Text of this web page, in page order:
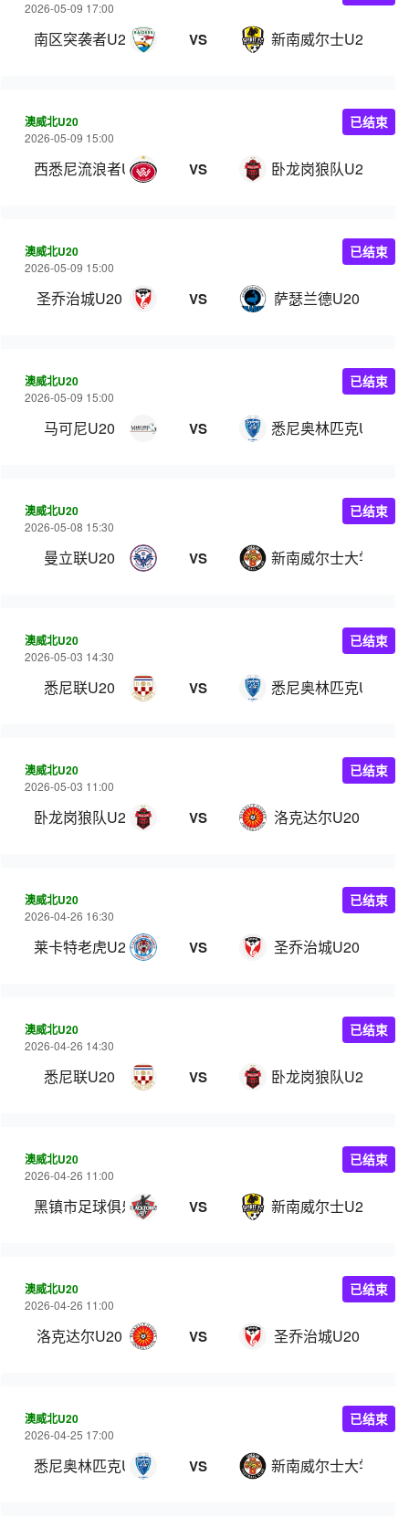
2026-05-09 17:00
南区突袭者U20 VS 新南威尔士U20
澳威北U20
2026-05-09 15:00
西悉尼流浪者U20 VS 卧龙岗狼队U20
已结束
澳威北U20
2026-05-09 15:00
圣乔治城U20 VS 萨瑟兰德U20
已结束
澳威北U20
2026-05-09 15:00
马可尼U20 VS 悉尼奥林匹克U20
已结束
澳威北U20
2026-05-08 15:30
曼立联U20 VS 新南威尔士大学U20
已结束
澳威北U20
2026-05-03 14:30
悉尼联U20 VS 悉尼奥林匹克U20
已结束
澳威北U20
2026-05-03 11:00
卧龙岗狼队U20 VS 洛克达尔U20
已结束
澳威北U20
2026-04-26 16:30
莱卡特老虎U20 VS 圣乔治城U20
已结束
澳威北U20
2026-04-26 14:30
悉尼联U20 VS 卧龙岗狼队U20
已结束
澳威北U20
2026-04-26 11:00
黑镇市足球俱乐部U20 VS 新南威尔士U20
已结束
澳威北U20
2026-04-26 11:00
洛克达尔U20 VS 圣乔治城U20
已结束
澳威北U20
2026-04-25 17:00
悉尼奥林匹克U20 VS 新南威尔士大学U20
已结束